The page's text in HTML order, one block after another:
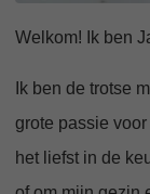
Welkom! Ik ben
Ik ben de trotse
grote passie
het liefst in de